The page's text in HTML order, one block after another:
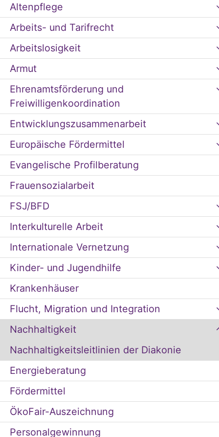
Altenpflege
Arbeits- und Tarifrecht
Arbeitslosigkeit
Armut
Ehrenamtsförderung und
Freiwilligenkoordination
Entwicklungszusammenarbeit
Europäische Fördermittel
Evangelische Profilberatung
Frauensozialarbeit
FSJ/BFD
Interkulturelle Arbeit
Internationale Vernetzung
Kinder- und Jugendhilfe
Krankenhäuser
Flucht, Migration und Integration
Nachhaltigkeit
Nachhaltigkeitsleitlinien der Diakonie
Energieberatung
Fördermittel
ÖkoFair-Auszeichnung
Personalgewinnung